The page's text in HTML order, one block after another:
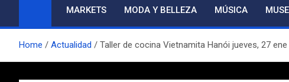
MARKETS MODA Y BELLEZA MÚSICA
Home Actualidad Taller de cocina Vietnamita Hanói jueves, 27 ene